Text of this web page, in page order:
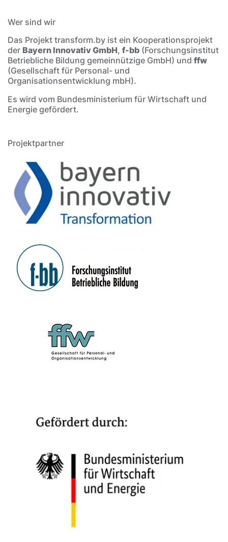
Wer sind wir
Das Projekt transform.by ist ein Kooperationsprojekt
der Bayern Innovativ GmbH, f-bb (Forschungsinstitut
Betriebliche Bildung gemeinnützige GmbH) und ffw
(Gesellschaft für Personal- und
Organisationsentwicklung mbH).
Es wird vom Bundesministerium für Wirtschaft und
Energie gefördert.
Projektpartner